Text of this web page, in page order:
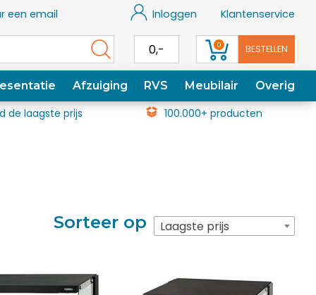
een email Inloggen Klantenservice
0,- 0 BESTELLEN
Afzuiging RVS Meubilair Overig
de laagste prijs 100.000+ producten
Sorteer op Laagste prijs